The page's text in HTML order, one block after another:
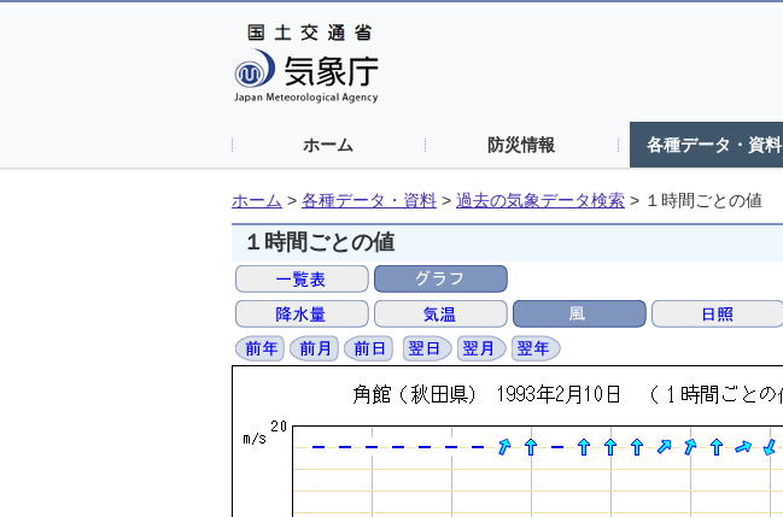
ホーム 防災情報 各種データ・資料
ホーム > 各種データ・資料 > 過去の気象データ検索 > １時間ごとの値
１時間ごとの値